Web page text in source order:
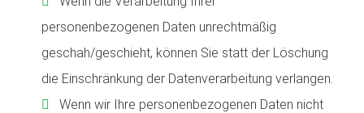
personenbezogenen Daten unrechtmäßig
geschah/geschieht, können Sie statt der Löschung
die Einschränkung der Datenverarbeitung verlangen.
Wenn wir Ihre personenbezogenen Daten nicht